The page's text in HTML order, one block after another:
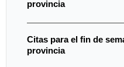
provincia
Citas para el fin de
provincia